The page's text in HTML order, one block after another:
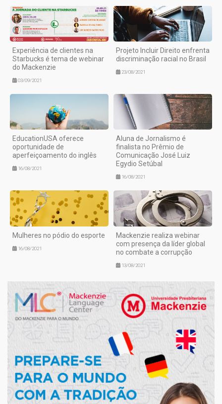
Experiência de clientes na
Starbucks é tema de webinar
do Mackenzie
03/09/2021
Projeto Incluir Direito enfrenta
discriminação racial no Brasil
23/08/2021
EducationUSA oferece
oportunidade de
aperfeiçoamento do inglês
16/08/2021
Aluna de Jornalismo é
finalista no Prêmio de
Comunicação José Luiz
Egydio Setúbal
16/08/2021
Mulheres no pódio do esporte
16/08/2021
Mackenzie realiza webinar
com presença da líder global
no combate a corrupção
13/08/2021